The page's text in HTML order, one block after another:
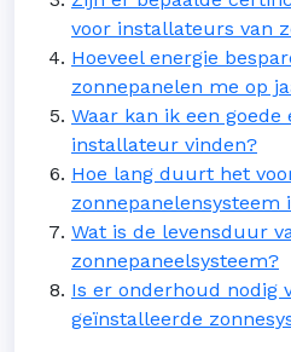
voor installateurs van
Hoeveel energie
zonnepanelen me op
Waar kan ik een
installateur vinden?
Hoe lang duurt het
zonnepanelensysteem
Wat is de levensduur
zonnepaneelsysteem?
Is er onderhoud nodig
geïnstalleerde